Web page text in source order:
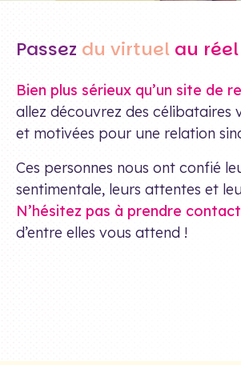
Passez du virtuel au
Bien plus sérieux qu’un site de
allez découvrez des célibataires
et motivées pour une relation
Ces personnes nous ont confié
sentimentale, leurs attentes et
N’hésitez pas à prendre contact
d’entre elles vous attend !